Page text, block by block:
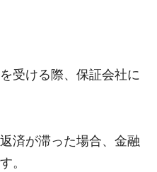
受ける際、保証会社に
済が滞った場合、金融
。